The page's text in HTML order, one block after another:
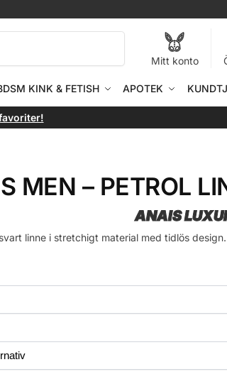
Mitt konto
KINK & FETISH APOTEK
MEN – PETROL
ANAIS
linne i stretchigt material med tidlös design.